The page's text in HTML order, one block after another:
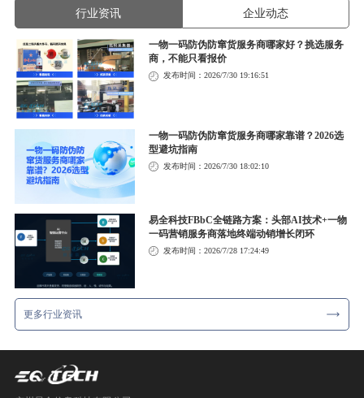
行业资讯 企业动态
一物一码防伪防窜货服务商哪家好？挑选服务
商，不能只看报价
发布时间：2026/7/30 19:16:51
一物一码防伪防窜货服务商哪家靠谱？2026选
型避坑指南
发布时间：2026/7/30 18:02:10
易全科技FBbC全链路方案：头部AI技术+一物
一码营销服务商落地终端动销增长闭环
发布时间：2026/7/28 17:24:49
更多行业资讯